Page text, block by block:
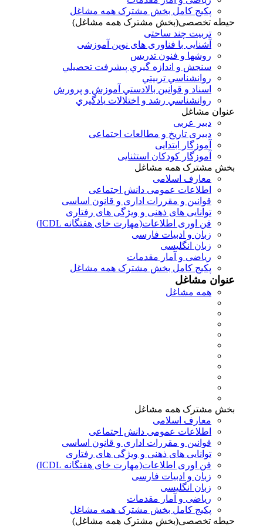
پکیج کامل بخش مشترک همه مشاغل
حیطه تخصصی(بخش مشترک همه مشاغل)
تربیت چند ساحتی
آشنایی با فناوری های نوین آموزشی
روشها و فنون تدريس
سنجش و اندازه گيري پيشرفت تحصيلي
روانشناسي تربيتي
اسناد و قوانين بالادستي آموزش و پرورش
روانشناسي رشد و اختلالات يادگيري
عنوان مشاغل
دبير عربی
دبیری تاریخ و مطالعات اجتماعی
آموزگار ابتدایی
آموزگار کودکان استثنایی
بخش مشترک همه مشاغل
معارف اسلامی
اطلاعات عمومی دانش اجتماعی
قوانین و مقررات اداری و قانون اساسی
توانایی های ذهنی و ویژگی های رفتاری
فن اوری اطلاعات(مهارت خای هفتگانه ICDL)
زبان و ادبیات فارسی
زبان انگلیسی
ریاضی و آمار مقدمات
پکیج کامل بخش مشترک همه مشاغل
عنوان مشاغل
همه مشاغل
بخش مشترک همه مشاغل
معارف اسلامی
اطلاعات عمومی دانش اجتماعی
قوانین و مقررات اداری و قانون اساسی
توانایی های ذهنی و ویژگی های رفتاری
فن اوری اطلاعات(مهارت خای هفتگانه ICDL)
زبان و ادبیات فارسی
زبان انگلیسی
ریاضی و آمار مقدمات
پکیج کامل بخش مشترک همه مشاغل
حیطه تخصصی(بخش مشترک همه مشاغل)